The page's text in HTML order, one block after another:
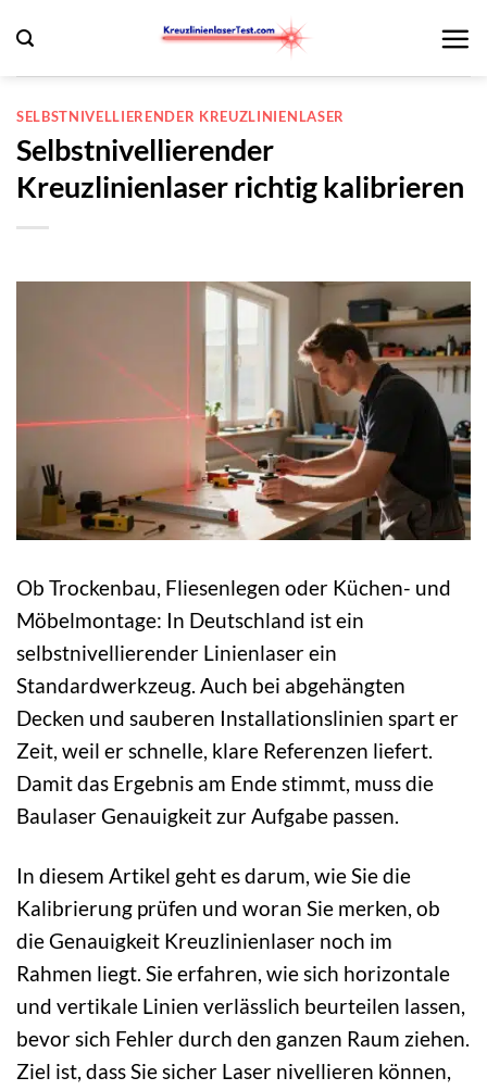
Inhalt
springen
SELBSTNIVELLIERENDER KREUZLINIENLASER
Selbstnivellierender
Kreuzlinienlaser richtig kalibrieren
Ob Trockenbau, Fliesenlegen oder Küchen- und
Möbelmontage: In Deutschland ist ein
selbstnivellierender Linienlaser ein
Standardwerkzeug. Auch bei abgehängten
Decken und sauberen Installationslinien spart er
Zeit, weil er schnelle, klare Referenzen liefert.
Damit das Ergebnis am Ende stimmt, muss die
Baulaser Genauigkeit zur Aufgabe passen.
In diesem Artikel geht es darum, wie Sie die
Kalibrierung prüfen und woran Sie merken, ob
die Genauigkeit Kreuzlinienlaser noch im
Rahmen liegt. Sie erfahren, wie sich horizontale
und vertikale Linien verlässlich beurteilen lassen,
bevor sich Fehler durch den ganzen Raum ziehen.
Ziel ist, dass Sie sicher Laser nivellieren können,